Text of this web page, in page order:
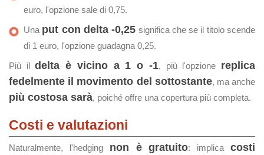
euro, l'opzione sale di 0,75.
Una put con delta -0,25 significa che se il titolo scende
di 1 euro, l'opzione guadagna 0,25.
Più ildelta è vicino a 1 o -1, più l'opzione replica
fedelmente il movimento del sottostante, ma anche
più costosa sarà, poiché offre una copertura più completa.
Costi e valutazioni
Naturalmente, l'hedging non è gratuito: implicacosti